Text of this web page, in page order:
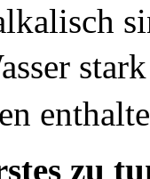
zu